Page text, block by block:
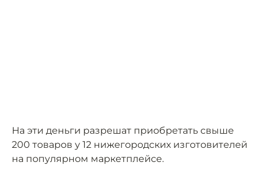
На эти деньги разрешат приобретать свыше
200 товаров у 12 нижегородских изготовителей
на популярном маркетплейсе.